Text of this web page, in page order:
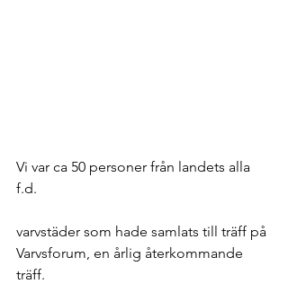
Vi var ca 50 personer från landets alla
f.d.
varvstäder som hade samlats till träff på
Varvsforum, en årlig återkommande
träff.